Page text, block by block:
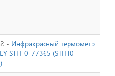
- Инфракрасный термометр
STHT0-77365 (STHT0-